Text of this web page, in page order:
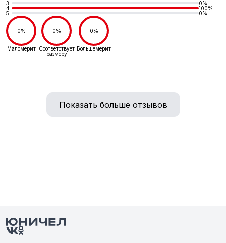
3
0%
4
100%
5
0%
0%
Маломерит
0%
Соответствует
размеру
0%
Большемерит
Показать больше отзывов